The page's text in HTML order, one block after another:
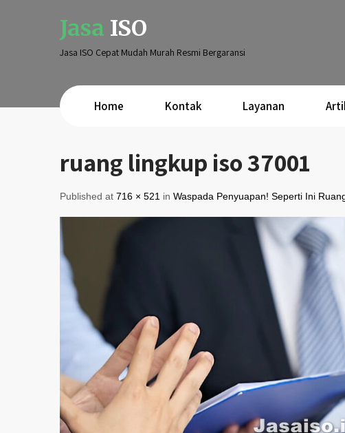
Jasa ISO
Jasa ISO Cepat Mudah Murah Resmi Bergaransi
Home Kontak Layanan
ruang lingkup iso 37001
Published at 716 × 521 in Waspada Penyuapan! Seperti Ini